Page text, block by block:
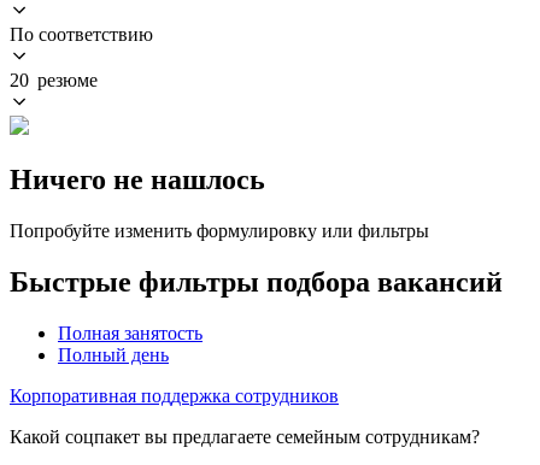
По соответствию
20 резюме
Ничего не нашлось
Попробуйте изменить формулировку или фильтры
Быстрые фильтры подбора вакансий
Полная занятость
Полный день
Корпоративная поддержка сотрудников
Какой соцпакет вы предлагаете семейным сотрудникам?